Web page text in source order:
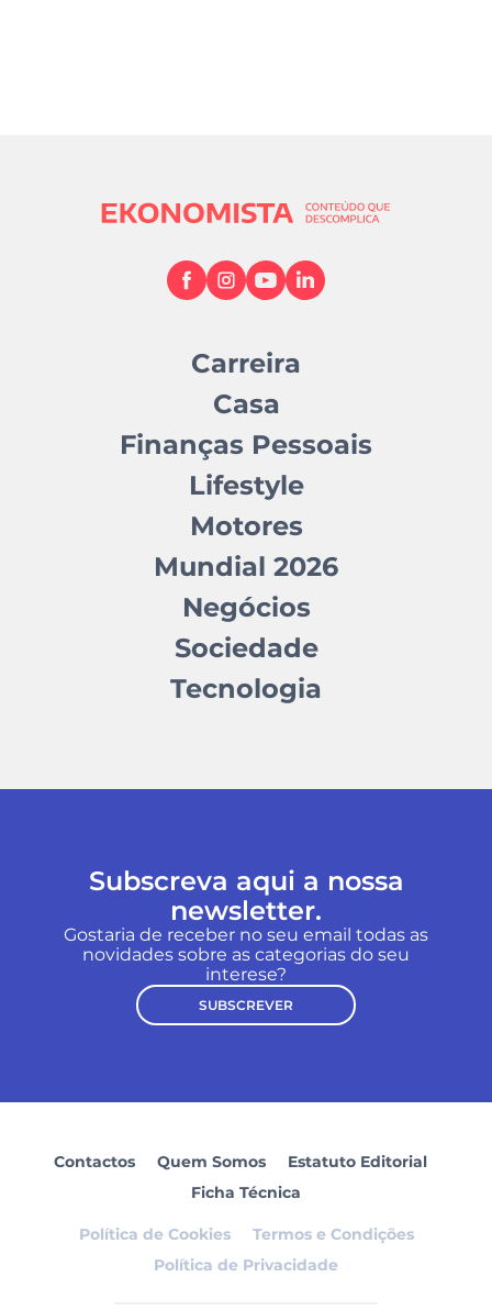
Carreira
Casa
Finanças Pessoais
Lifestyle
Motores
Mundial 2026
Negócios
Sociedade
Tecnologia
Subscreva aqui a nossa
newsletter.
Gostaria de receber no seu email todas as
novidades sobre as categorias do seu
interese?
SUBSCREVER
Contactos Quem Somos
Estatuto Editorial
Ficha Técnica
Política de Cookies
Termos e Condições
Política de Privacidade